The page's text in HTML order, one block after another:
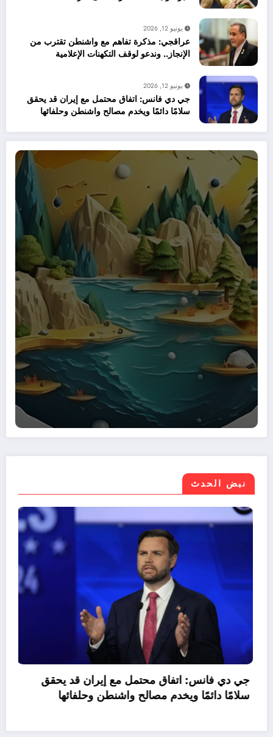
يونيو 12, 2026
عراقجي: مذكرة تفاهم مع واشنطن تقترب من
الإنجاز.. وندعو لوقف التكهنات الإعلامية
يونيو 12, 2026
جي دي فانس: اتفاق محتمل مع إيران قد يحقق
سلامًا دائمًا ويخدم مصالح واشنطن وحلفائها
نبض الحدث
وتراجع صافي الاقتراض